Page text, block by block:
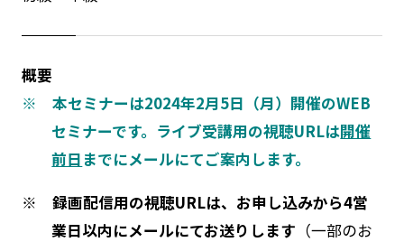
概要
※ 本セミナーは2024年2月5日（月）開催のWEB
セミナーです。ライブ受講用の視聴URLは開催
前日 までにメールにてご案内します。
※ 録画配信用の視聴URLは、お申し込みから4営
業日以内にメールにてお送りします （一部のお